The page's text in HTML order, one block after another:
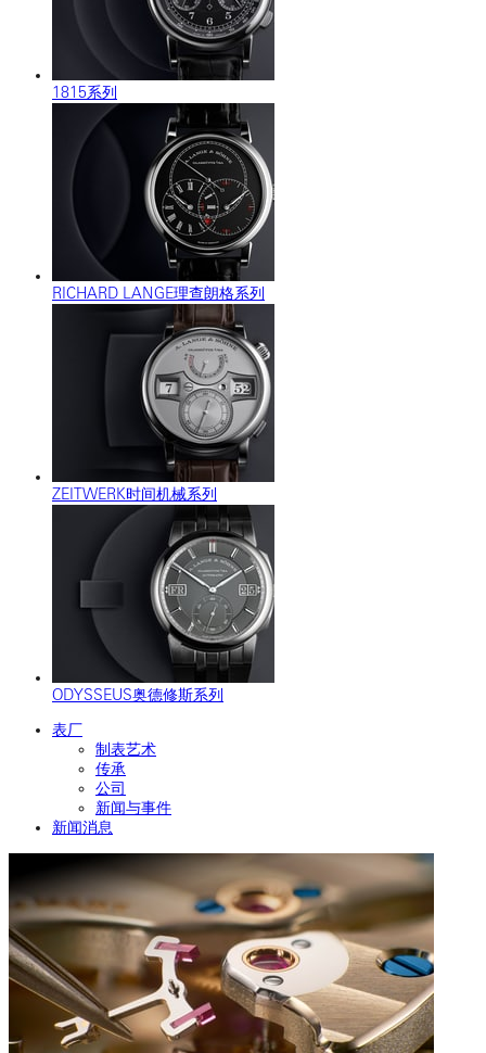
1815系列
RICHARD LANGE理查朗格系列
ZEITWERK时间机械系列
ODYSSEUS奥德修斯系列
表厂
制表艺术
传承
公司
新闻与事件
新闻消息